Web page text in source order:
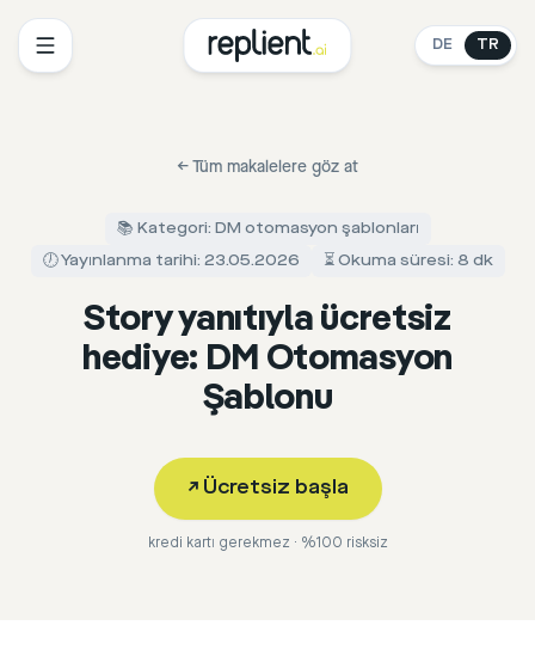
DE TR
←Tüm makalelere göz at
📚 Kategori: DM otomasyon şablonları
🕖 Yayınlanma tarihi: 23.05.2026
⏳ Okuma süresi: 8 dk
Story yanıtıyla ücretsiz
hediye: DM Otomasyon
Şablonu
↗ Ücretsiz başla
kredi kartı gerekmez · %100 risksiz